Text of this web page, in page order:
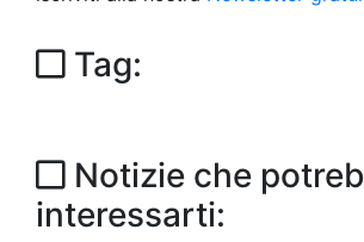
Tag:
Notizie che
interessarti: